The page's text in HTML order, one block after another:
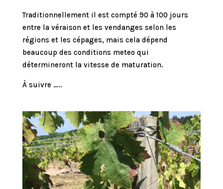
Traditionnellement il est compté 90 à 100 jours
entre la véraison et les vendanges selon les
régions et les cépages, mais cela dépend
beaucoup des conditions meteo qui
détermineront la vitesse de maturation.
À suivre …..